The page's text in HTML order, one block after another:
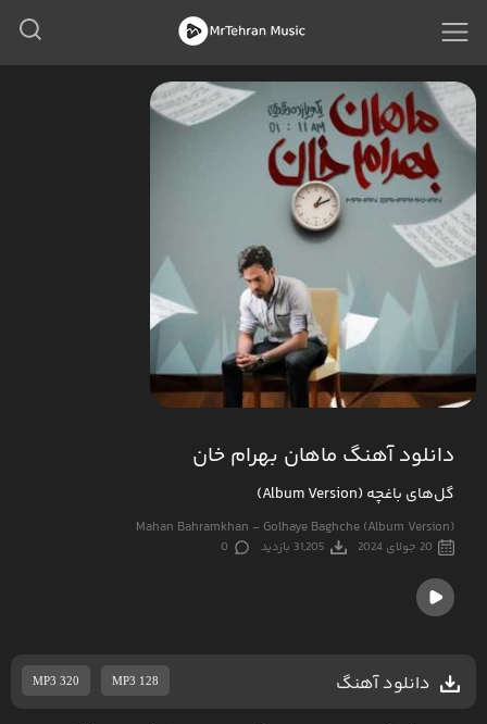
دانلود آهنگ ماهان بهرام خان
گل‌های باغچه (Album Version)
Mahan Bahramkhan - Golhaye Baghche (Album Version)
20 جولای 2024 31,205 بازدید 0
دانلود آهنگ MP3 320 MP3 128